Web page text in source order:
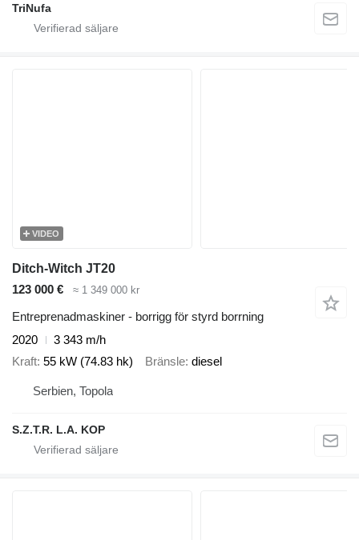
TriNufa
VIDEO
Ditch-Witch JT20
123 000 €
≈ 1 349 000 kr
Entreprenadmaskiner - borrigg för styrd borrning
2020
3 343 m/h
Kraft 55 kW (74.83 hk) Bränsle diesel
Serbien, Topola
S.Z.T.R. L.A. KOP